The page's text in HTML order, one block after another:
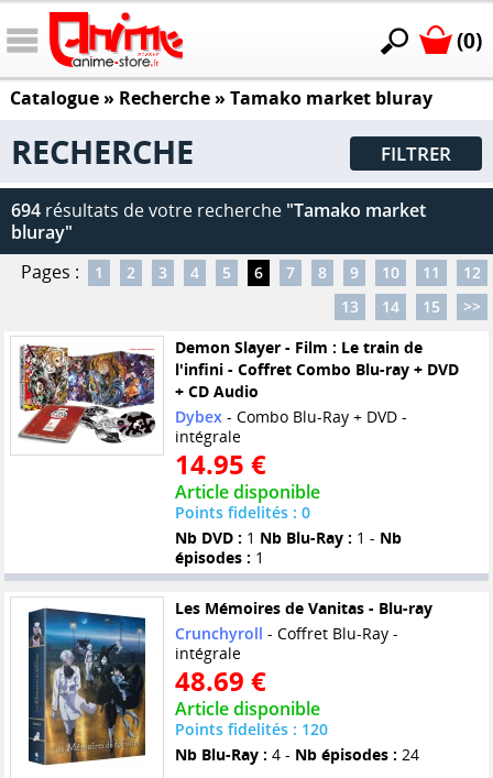
(0)
Catalogue» Recherche » Tamako market bluray
RECHERCHE FILTRER
694 résultats de votre recherche "Tamako market
bluray"
Pages :
1 2 3 4 5 6 7 8 9 10 11
12
13
14 15
>>
Demon Slayer - Film : Le train de
l'infini - Coffret Combo Blu-ray + DVD
+ CD Audio
Dybex- Combo Blu-Ray + DVD -
intégrale
14.95 €
Article disponible
Points fidelités : 0
Nb DVD : 1 Nb Blu-Ray : 1 - Nb
épisodes : 1
Les Mémoires de Vanitas - Blu-ray
Crunchyroll - Coffret Blu-Ray -
intégrale
48.69 €
Article disponible
Points fidelités : 120
Nb Blu-Ray : 4 - Nb épisodes : 24